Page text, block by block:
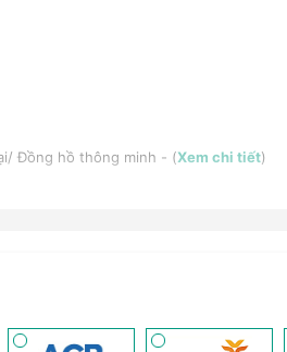
Đồng hồ thông minh - (Xem chi tiết)